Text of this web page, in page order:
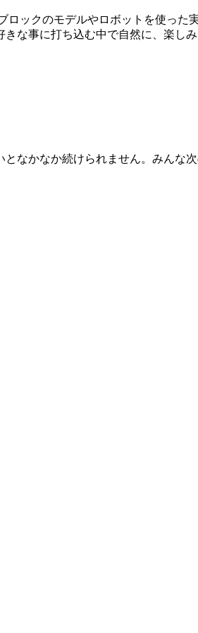
ックのモデルやロボットを使った
な事に打ち込む中で自然に、楽し
なかなか続けられません。みんな